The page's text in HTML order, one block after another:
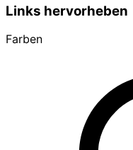
Links hervorheben
Farben